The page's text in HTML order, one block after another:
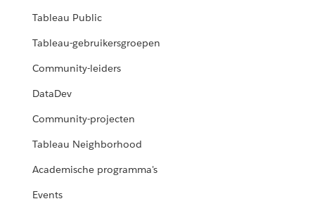
Tableau Public
Tableau-gebruikersgroepen
Community-leiders
DataDev
Community-projecten
Tableau Neighborhood
Academische programma's
Events